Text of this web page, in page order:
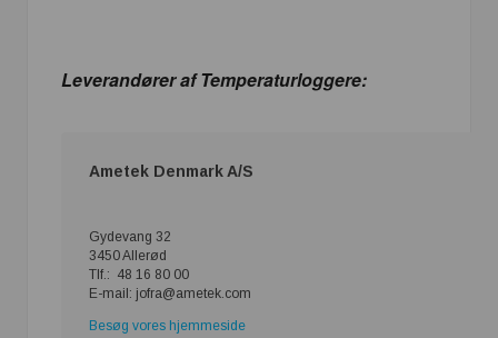
Leverandører af Temperaturloggere:
Ametek Denmark A/S
Gydevang 32
3450 Allerød
Tlf.: 48 16 80 00
E-mail: jofra@ametek.com
Besøg vores hjemmeside